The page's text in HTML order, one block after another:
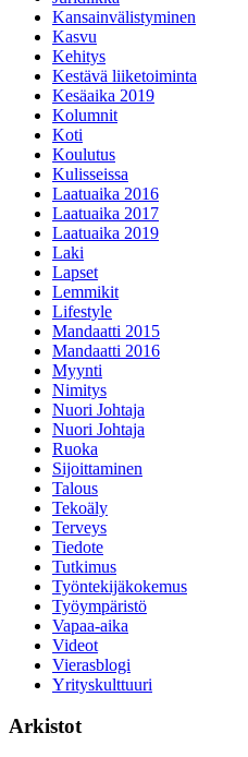
Kansainvälistyminen
Kasvu
Kehitys
Kestävä liiketoiminta
Kesäaika 2019
Kolumnit
Koti
Koulutus
Kulisseissa
Laatuaika 2016
Laatuaika 2017
Laatuaika 2019
Laki
Lapset
Lemmikit
Lifestyle
Mandaatti 2015
Mandaatti 2016
Myynti
Nimitys
Nuori Johtaja
Nuori Johtaja
Ruoka
Sijoittaminen
Talous
Tekoäly
Terveys
Tiedote
Tutkimus
Työntekijäkokemus
Työympäristö
Vapaa-aika
Videot
Vierasblogi
Yrityskulttuuri
Arkistot